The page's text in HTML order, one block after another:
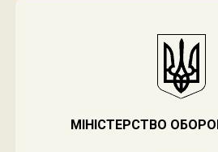
МІНІСТЕРСТВО